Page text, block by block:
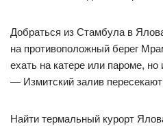
Добраться из Стамбула в
на противоположный берег
ехать на катере или пароме,
— Измитский залив
Найти термальный курорт